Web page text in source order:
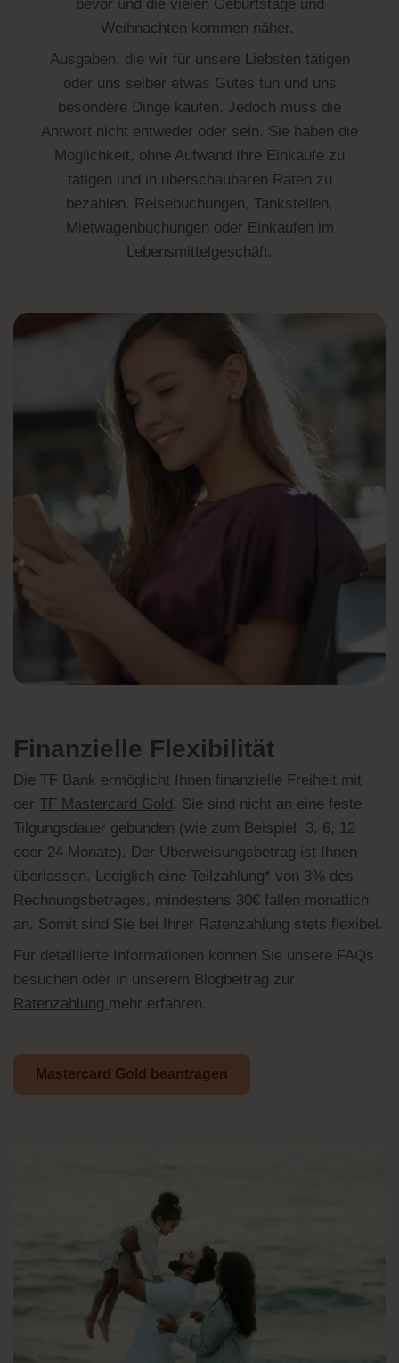
bevor und die vielen Geburtstage und
Weihnachten kommen näher.
Ausgaben, die wir für unsere Liebsten tätigen
oder uns selber etwas Gutes tun und uns
besondere Dinge kaufen. Jedoch muss die
Antwort nicht entweder oder sein. Sie haben die
Möglichkeit, ohne Aufwand Ihre Einkäufe zu
tätigen und in überschaubaren Raten zu
bezahlen. Reisebuchungen, Tankstellen,
Mietwagenbuchungen oder Einkaufen im
Lebensmittelgeschäft.
Finanzielle Flexibilität
Die TF Bank ermöglicht Ihnen finanzielle Freiheit mit
der TF Mastercard Gold. Sie sind nicht an eine feste
Tilgungsdauer gebunden (wie zum Beispiel 3, 6, 12
oder 24 Monate). Der Überweisungsbetrag ist Ihnen
überlassen. Lediglich eine Teilzahlung* von 3% des
Rechnungsbetrages, mindestens 30€ fallen monatlich
an. Somit sind Sie bei Ihrer Ratenzahlung stets flexibel.
Für detaillierte Informationen können Sie unsere FAQs
besuchen oder in unserem Blogbeitrag zur
Ratenzahlung mehr erfahren.
Mastercard Gold beantragen